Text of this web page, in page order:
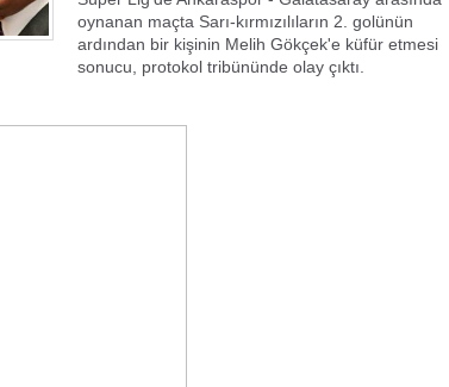
oynanan maçta Sarı-kırmızılıların 2. golünün
ardından bir kişinin Melih Gökçek'e küfür etmesi
sonucu, protokol tribününde olay çıktı.